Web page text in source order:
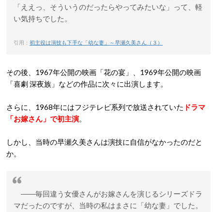
「ええっ、そういうのだったらやってみたいな」って、軽
い気持ちでした。
引用： 初主役は演技も下手な「幼な妻」～早瀬久美さん（３）
その後、1967年公開の映画「花の宴」、1969年公開の映画
「喜劇 深夜族」などの作品に次々に出演します。
さらに、1968年にはフジテレビ系列で放送されていた ドラマ
「お嫁さん」で初主演。
しかし、当時の早瀬久美さんは演技に自信がなかったのだと
か。
――毎回違う女優さんがお嫁さんを演じるシリーズドラ
マだったのですが、当時の私はまさに「幼な妻」でした。